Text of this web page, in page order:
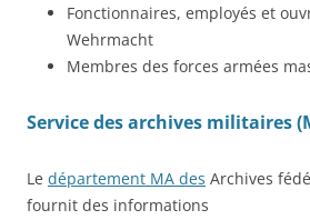
Fonctionnaires, employés et
Wehrmacht
Membres des forces armées
Service des archives militaires
Le département MA des Archives
fournit des informations